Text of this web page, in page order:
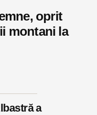
oprit
montani la
a